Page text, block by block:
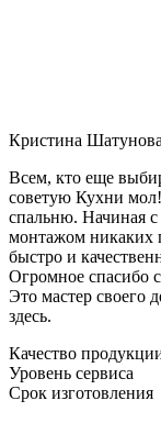
Кристина Шатунова
Всем, кто еще
советую Кухни
спальню. Начиная с
монтажом никаких
быстро и
Огромное спасибо
Это мастер своего
здесь.
Качество
Уровень сервиса
Срок изготовления